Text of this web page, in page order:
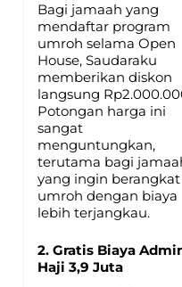
Bagi jamaah yang
mendaftar program
umroh selama Open
House, Saudaraku
memberikan diskon
langsung
Potongan harga ini
sangat
menguntungkan,
terutama bagi
yang ingin berangkat
umroh dengan biaya
lebih terjangkau.
2. Gratis Biaya
Haji 3,9 Juta